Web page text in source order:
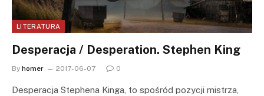
LITERATURA
Desperacja / Desperation. Stephen King
By homer 2017-06-07 0
Desperacja Stephena Kinga, to spośród pozycji mistrza,